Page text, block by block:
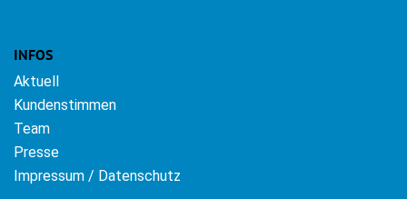
INFOS
Aktuell
Kundenstimmen
Team
Presse
Impressum / Datenschutz